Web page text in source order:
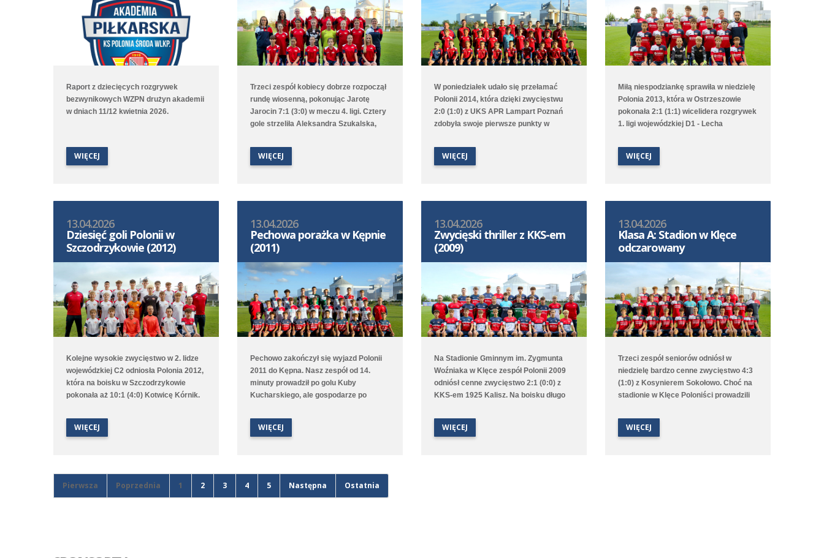
Raport z dziecięcych rozgrywek
bezwynikowych WZPN drużyn akademii
w dniach 11/12 kwietnia 2026.
WIĘCEJ
Trzeci zespół kobiecy dobrze rozpoczął
rundę wiosenną, pokonując Jarotę
Jarocin 7:1 (3:0) w meczu 4. ligi. Cztery
gole strzeliła Aleksandra Szukalska,
wynik ustaliła Alicja Doros. Trampkarki
przegrały 1:6 z UKS APR Lampart
WIĘCEJ
W poniedziałek udało się przełamać
Polonii 2014, która dzięki zwycięstwu
2:0 (1:0) z UKS APR Lampart Poznań
zdobyła swoje pierwsze punkty w
D2. Bramki na wagę trzech punktów
strzelili Witold Artomski i Karol
WIĘCEJ
Miłą niespodziankę sprawiła w niedzielę
Polonia 2013, która w Ostrzeszowie
pokonała 2:1 (1:1) wicelidera rozgrywek
1. ligi wojewódzkiej D1 - Lecha
pierwsi objęli prowadzenie to Poloniści
odwrócili losy meczu za sprawą bramek
WIĘCEJ
13.04.2026
Dziesięć goli Polonii w
Szczodrzykowie (2012)
Kolejne wysokie zwycięstwo w 2. lidze
wojewódzkiej C2 odniosła Polonia 2012,
która na boisku w Szczodrzykowie
pokonała aż 10:1 (4:0) Kotwicę Kórnik.
skompletował Karol Marciniak. Drugi
zespół, który rywalizuje w 2. lidze
WIĘCEJ
13.04.2026
Pechowa porażka w Kępnie
(2011)
Pechowo zakończył się wyjazd Polonii
2011 do Kępna. Nasz zespół od 14.
minuty prowadził po golu Kuby
Kucharskiego, ale gospodarze po
czasie gry niestety zdobyli
zwycięskiego gola. Lepiej spisała się
tym meczu popisał się Jan Marciniak.
WIĘCEJ
13.04.2026
Zwycięski thriller z KKS-em
(2009)
Na Stadionie Gminnym im. Zygmunta
Woźniaka w Klęce zespół Polonii 2009
odniósł cenne zwycięstwo 2:1 (0:0) z
KKS-em 1925 Kalisz. Na boisku długo
choć to Poloniści byli stroną
dominującą. W 68. minucie zawodnik
WIĘCEJ
13.04.2026
Klasa A: Stadion w Klęce
odczarowany
Trzeci zespół seniorów odniósł w
niedzielę bardzo cenne zwycięstwo 4:3
(1:0) z Kosynierem Sokołowo. Choć na
stadionie w Klęce Poloniści prowadzili
aż do ostatniego gwizdka sędziego.
Bramki dla średzkiej drużyny strzelali
WIĘCEJ
Pierwsza Poprzednia 1 2 3 4 5 Następna Ostatnia